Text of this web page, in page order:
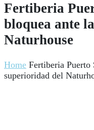
Fertiberia
bloquea ante
Naturhouse
Home Fertiberia Puerto
superioridad del